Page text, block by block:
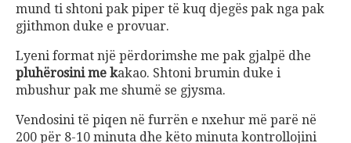
mund ti shtoni pak piper të kuq djegës pak nga pak
gjithmon duke e provuar.
Lyeni format një përdorimshe me pak gjalpë dhe
pluhërosini me kakao. Shtoni brumin duke i
mbushur pak me shumë se gjysma.
Vendosini të piqen në furrën e nxehur më parë në
200 për 8-10 minuta dhe këto minuta kontrollojini